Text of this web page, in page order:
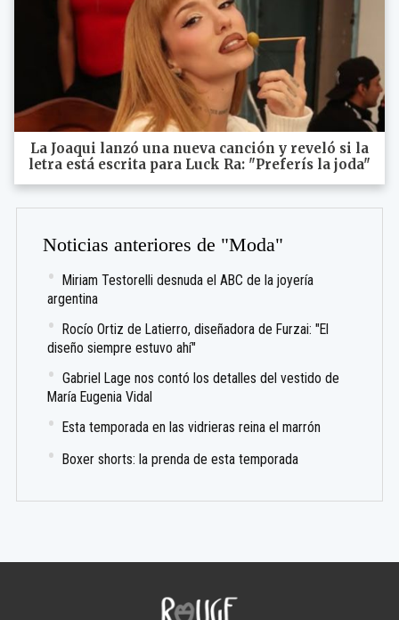
La Joaqui lanzó una nueva canción y reveló si la
letra está escrita para Luck Ra: "Preferís la joda"
Noticias anteriores de "Moda"
Miriam Testorelli desnuda el ABC de la joyería
argentina
Rocío Ortiz de Latierro, diseñadora de Furzai: "El
diseño siempre estuvo ahí"
Gabriel Lage nos contó los detalles del vestido de
María Eugenia Vidal
Esta temporada en las vidrieras reina el marrón
Boxer shorts: la prenda de esta temporada